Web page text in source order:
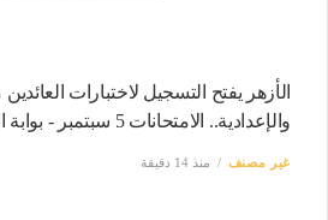
الأزهر يفتح التسجيل لاختبارات العائدين
والإعدادية.. الامتحانات 5 سبتمبر - بوابة المدينة برس
غير مصنف منذ 14 دقيقة